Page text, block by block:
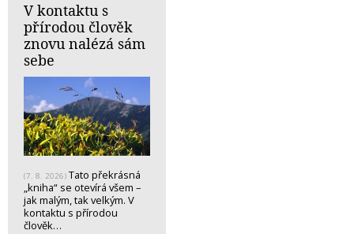
V kontaktu s
přírodou člověk
znovu nalézá sám
sebe
(7. 8. 2026) Tato překrásná
„kniha“ se otevírá všem –
jak malým, tak velkým. V
kontaktu s přírodou
člověk…